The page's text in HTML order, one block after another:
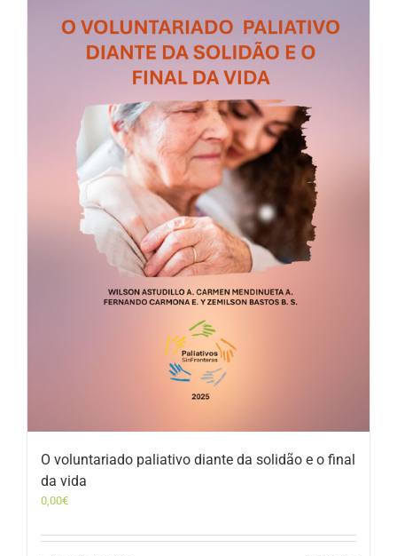
O voluntariado paliativo diante da solidão e o final
da vida
0,00€